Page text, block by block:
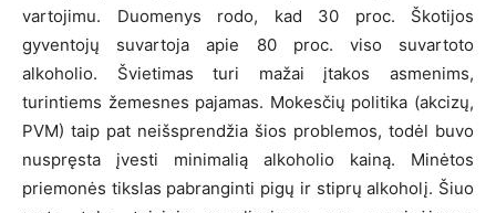
vartojimu. Duomenys rodo, kad 30 proc. Škotijos
gyventojų suvartoja apie 80 proc. viso suvartoto
alkoholio. Švietimas turi mažai įtakos asmenims,
turintiems žemesnes pajamas. Mokesčių politika (akcizų,
PVM) taip pat neišsprendžia šios problemos, todėl buvo
nuspręsta įvesti minimalią alkoholio kainą. Minėtos
priemonės tikslas pabranginti pigų ir stiprų alkoholį. Šiuo